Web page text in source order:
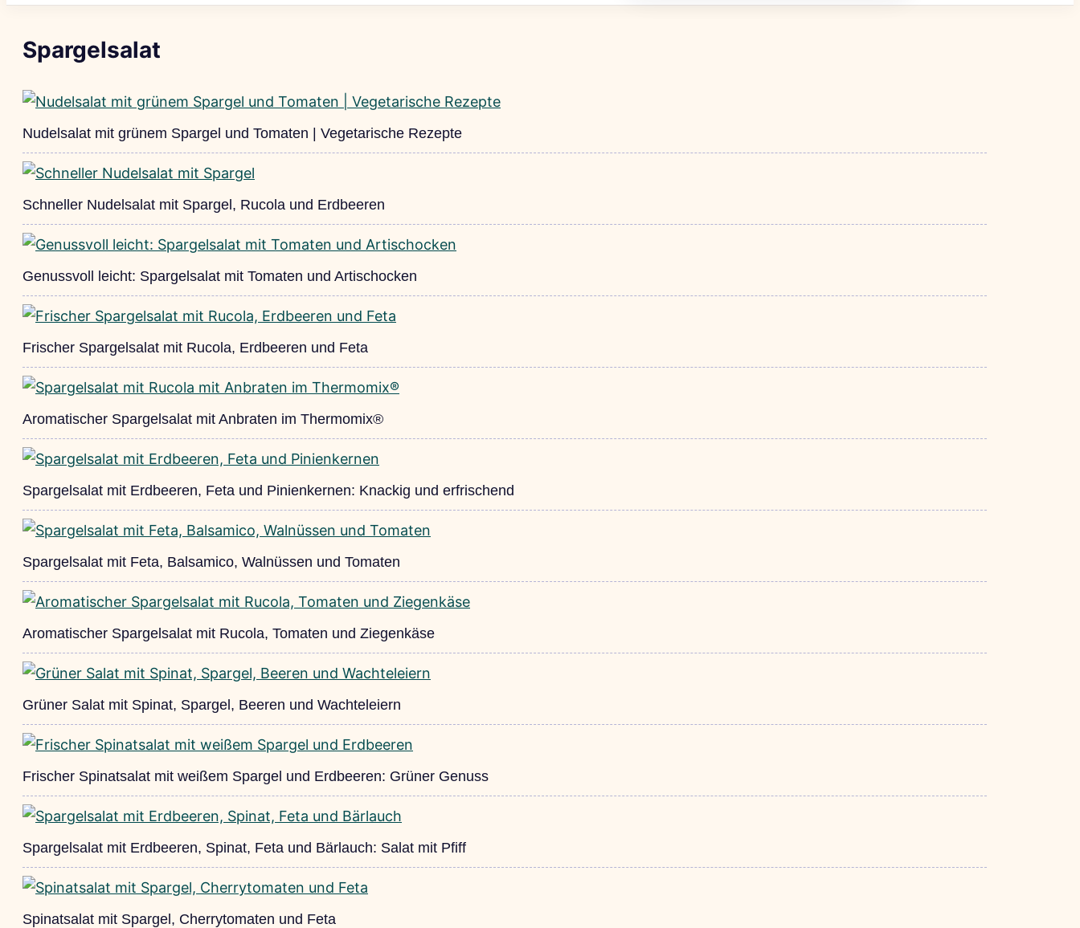
Spargelsalat
Nudelsalat mit grünem Spargel und Tomaten | Vegetarische Rezepte
Schneller Nudelsalat mit Spargel, Rucola und Erdbeeren
Genussvoll leicht: Spargelsalat mit Tomaten und Artischocken
Frischer Spargelsalat mit Rucola, Erdbeeren und Feta
Aromatischer Spargelsalat mit Anbraten im Thermomix®
Spargelsalat mit Erdbeeren, Feta und Pinienkernen: Knackig und erfrischend
Spargelsalat mit Feta, Balsamico, Walnüssen und Tomaten
Aromatischer Spargelsalat mit Rucola, Tomaten und Ziegenkäse
Grüner Salat mit Spinat, Spargel, Beeren und Wachteleiern
Frischer Spinatsalat mit weißem Spargel und Erdbeeren: Grüner Genuss
Spargelsalat mit Erdbeeren, Spinat, Feta und Bärlauch: Salat mit Pfiff
Spinatsalat mit Spargel, Cherrytomaten und Feta